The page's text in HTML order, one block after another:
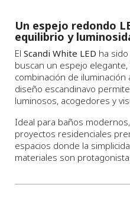
Un espejo redondo
equilibrio y
El Scandi White LED ha
buscan un espejo
combinación de
diseño escandinavo
luminosos, acogedores y
Ideal para baños
proyectos residenciales
espacios donde la
materiales son